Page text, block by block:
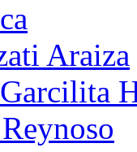
Araiza